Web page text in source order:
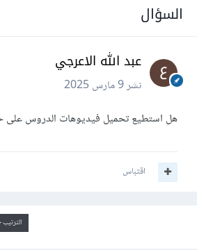
السؤال
عبد الله الاعرجي
نشر9 مارس 2025
هل استطيع تحميل فيديوهات الدروس
اقتباس